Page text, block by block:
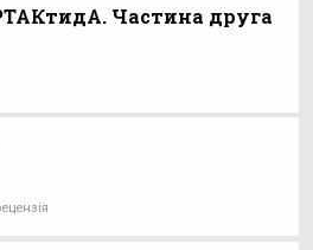
Частина друга